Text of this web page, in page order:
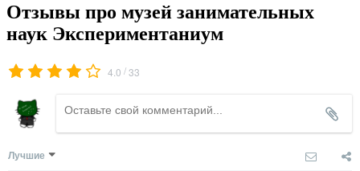
Отзывы про музей занимательных
наук Экспериментаниум
4.0 /33
Лучшие